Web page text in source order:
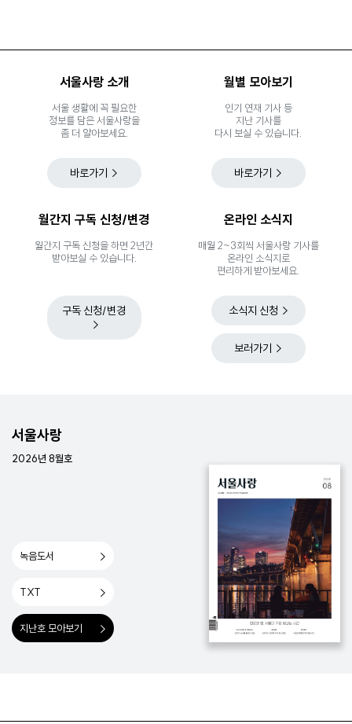
서울사랑 소개
서울 생활에 꼭 필요한
정보를 담은 서울사랑을
좀 더 알아보세요.
바로가기
월별 모아보기
인기 연재 기사 등
지난 기사를
다시 보실 수 있습니다.
바로가기
월간지 구독 신청/변경
월간지 구독 신청을 하면 2년간
받아보실 수 있습니다.
구독 신청/변경
온라인 소식지
매월 2~3회씩 서울사랑 기사를
온라인 소식지로
편리하게 받아보세요.
소식지 신청
보러가기
서울사랑
2026년 8월호
녹음도서
TXT
지난호 모아보기